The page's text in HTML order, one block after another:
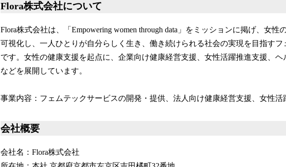
Flora株式会社について
Flora株式会社は、「Empowering women through data」をミッションに掲げ、女性
可視化し、一人ひとりが自分らしく生き、働き続けられる社会の実現を目指すフ
です。女性の健康支援を起点に、企業向け健康経営支援、女性活躍推進支援、ヘ
などを展開しています。
事業内容：フェムテックサービスの開発・提供、法人向け健康経営支援、女性活
会社概要
会社名：Flora株式会社